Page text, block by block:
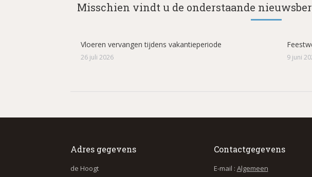
Misschien vindt u de onderstaande
Vloeren vervangen tijdens vakantieperiode
26 juli 2026 9 juni
Adres gegevens
de Hoogt
Contactgegevens
E-mail : Algemeen